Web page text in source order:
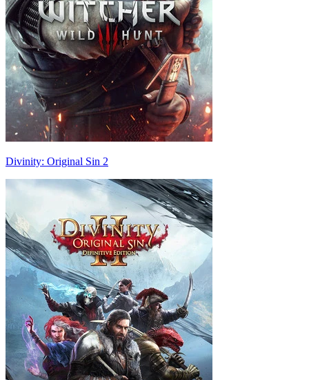
Divinity: Original Sin 2